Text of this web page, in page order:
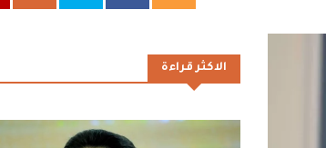
الاكثر قراءة